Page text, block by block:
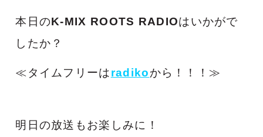
本日のK-MIX ROOTS RADIOはいかがで
したか？
≪タイムフリーはradikoから！！！≫
明日の放送もお楽しみに！